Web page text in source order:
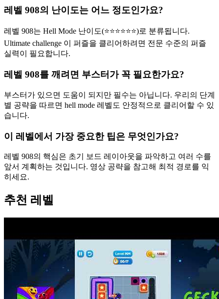
레벨 908의 난이도는 어느 정도인가요?
레벨 908는 Hell Mode 난이도(⭐⭐⭐⭐⭐⭐)로 분류됩니다.
Ultimate challenge 이 퍼즐을 클리어하려면 전문 수준의 퍼즐
실력이 필요합니다.
레벨 908를 깨려면 부스터가 꼭 필요한가요?
부스터가 있으면 도움이 되지만 필수는 아닙니다. 우리의 단계
별 공략을 따르면 hell mode 레벨도 안정적으로 클리어할 수 있
습니다.
이 레벨에서 가장 중요한 팁은 무엇인가요?
레벨 908의 핵심은 초기 보드 레이아웃을 파악하고 여러 수를
앞서 계획하는 것입니다. 영상 공략을 참고해 최적 경로를 익
히세요.
추천 레벨